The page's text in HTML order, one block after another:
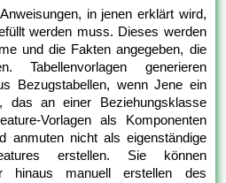
in jenen erklärt wird,
werden muss. Dieses werden
und die Fakten angegeben, die
Tabellenvorlagen generieren
Bezugstabellen, wenn Jene ein
das an einer Beziehungsklasse
Vorlagen als Komponenten
anmuten nicht als eigenständige
erstellen. Sie können
hinaus manuell erstellen des